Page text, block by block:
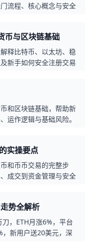
流程、核心概念与安全
币与区块链基础
释比特币、以太坊、稳
新手如何安全注册交易
和区块链基础，帮助新
运作逻辑与基础风险。
实操要点
和币币交易的完整步
成交到资金管理与安全
势全解析
，ETH月涨6%，平台
新用户送20美元，深